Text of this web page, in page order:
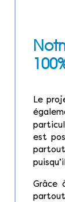
Le
est
Grâce